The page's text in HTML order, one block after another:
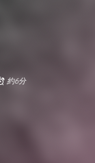
約6分